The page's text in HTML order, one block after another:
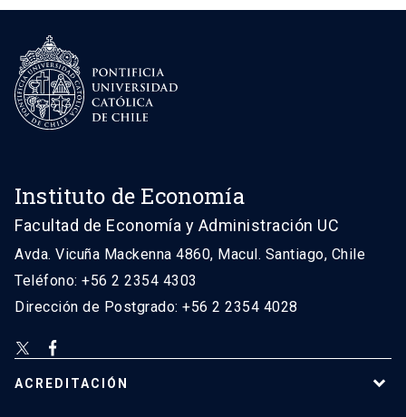
Instituto de Economía
Facultad de Economía y Administración UC
Avda. Vicuña Mackenna 4860, Macul. Santiago, Chile
Teléfono: +56 2 2354 4303
Dirección de Postgrado: +56 2 2354 4028
ACREDITACIÓN